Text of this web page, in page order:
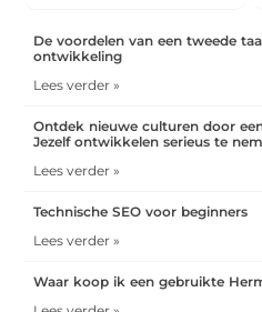
De voordelen van een tweede
ontwikkeling
Lees verder »
Ontdek nieuwe culturen door
Jezelf ontwikkelen serieus te
Lees verder »
Technische SEO voor beginners
Lees verder »
Waar koop ik een gebruikte